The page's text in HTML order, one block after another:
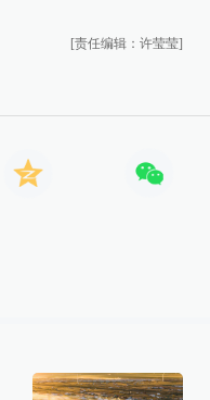
[责任编辑：许莹莹]